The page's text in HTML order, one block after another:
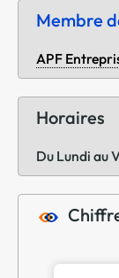
Membre
APF
Horaires
Du Lundi au